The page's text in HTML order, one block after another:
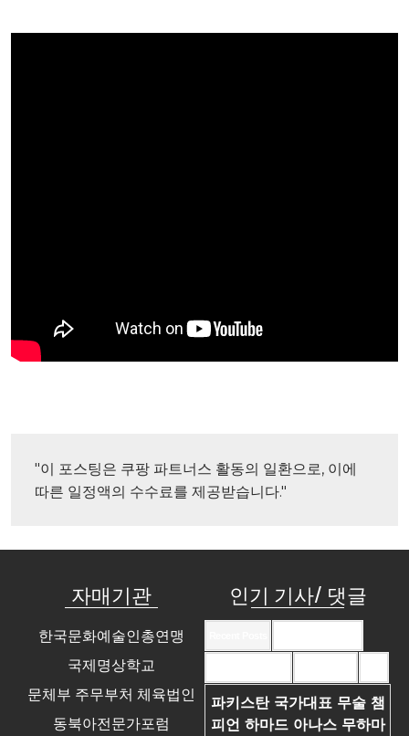
"이 포스팅은 쿠팡 파트너스 활동의 일환으로, 이에
따른 일정액의 수수료를 제공받습니다."
자매기관
한국문화예술인총연맹
국제명상학교
문체부 주무부처 체육법인
동북아전문가포럼
인기 기사/ 댓글
파키스탄 국가대표 무술 챔
피언 하마드 아나스 무하마